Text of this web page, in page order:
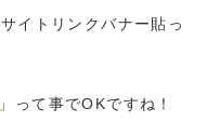
イトリンクバナー貼っ
」って事でOKですね！